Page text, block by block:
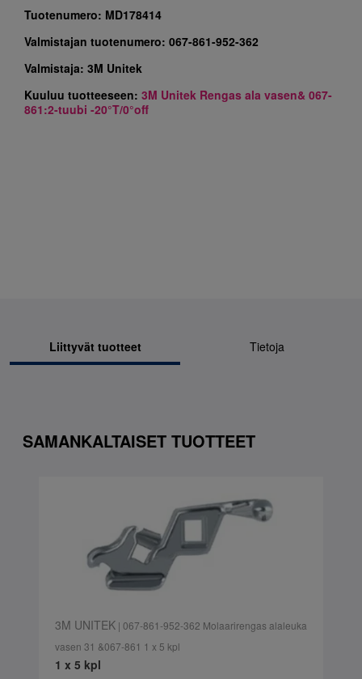
Tuotenumero: MD178414
Valmistajan tuotenumero: 067-861-952-362
Valmistaja: 3M Unitek
Kuuluu tuotteeseen: 3M Unitek Rengas ala vasen& 067-
861:2-tuubi -20°T/0°off
Liittyvät tuotteet Tietoja
SAMANKALTAISET TUOTTEET
3M UNITEK| 067-861-952-362 Molaarirengas alaleuka
vasen 31 &067-861 1 x 5 kpl
1 x 5 kpl